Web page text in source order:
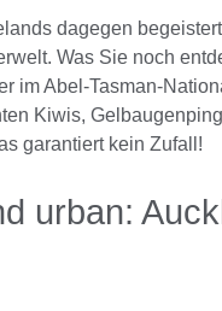
dagegen
Was Sie noch
im Abel-Tasman-
Kiwis,
garantiert kein Zufall!
urban: